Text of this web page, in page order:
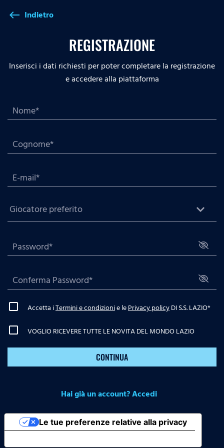
west Indietro
REGISTRAZIONE
Inserisci i dati richiesti per poter completare la registrazione
e accedere alla piattaforma
Accetta iTermini e condizionie lePrivacy policyDI S.S. LAZIO*
VOGLIO RICEVERE TUTTE LE NOVITA DEL MONDO LAZIO
CONTINUA
Hai già un account? Accedi
Le tue preferenze relative alla privacy